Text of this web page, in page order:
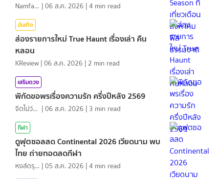
NamfahPhupha |06 ส.ค. 2026 |4 min read
บันเทิง
ส่องรายการใหม่ True Haunt เรื่องเล่า คืน
หลอน
KReview |06 ส.ค. 2026 | 2 min read
เสริมดวง
พิกัดขอพรเรื่องความรัก ครึ่งปีหลัง 2569
จิตไม่ว่าง |06 ส.ค. 2026 | 3 min read
กีฬา
ดูฟุตซอลสด Continental 2026 เวียดนาม พบ
ไทย ถ่ายทอดสดกีฬา
หงส์ดรุณ |05 ส.ค. 2026 |4 min read